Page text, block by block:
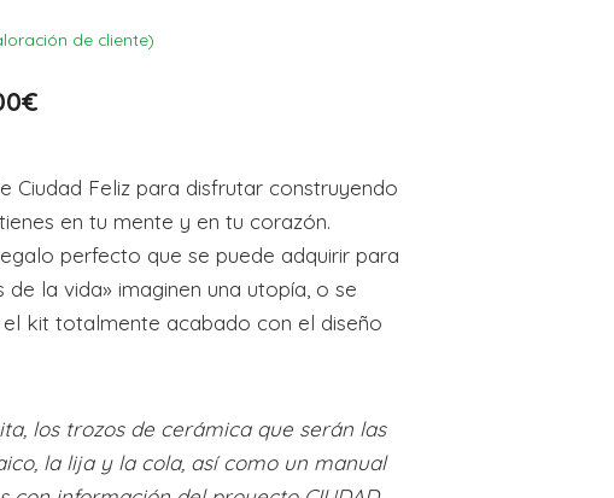
de cliente)
€
Ciudad Feliz para disfrutar construyendo
en tu mente y en tu corazón.
perfecto que se puede adquirir para
de la vida» imaginen una utopía, o se
kit totalmente acabado con el diseño
los trozos de cerámica que serán las
la lija y la cola, así como un manual